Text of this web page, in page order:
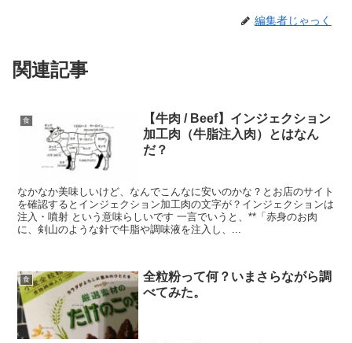
編集者じゃっく
関連記事
食
【牛肉 / Beef】インジェクション
加工肉（牛脂注入肉）とはなん
だ？
なかなか美味しいけど、なんでこんなに安いのかな？とお店のサイト
を確認するとインジェクション加工肉の文字が？インジェクションは
注入・噴射 という意味らしいです 一言でいうと、**「赤身のお肉
に、剣山のような針で牛脂や調味液を注入し、...
食
全粒粉って何？いまさらながら調
べてみた。